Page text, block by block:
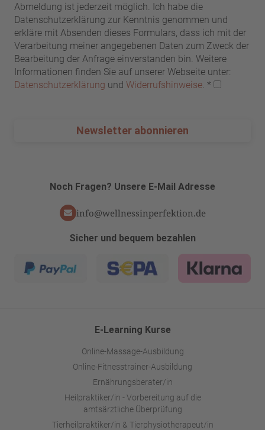
Abmeldung ist jederzeit möglich. Ich habe die
Datenschutzerklärung zur Kenntnis genommen und
erkläre mit Absenden dieses Formulars, dass ich mit der
Verarbeitung meiner angegebenen Daten zum Zweck der
Bearbeitung der Anfrage einverstanden bin. Weitere
Informationen finden Sie auf unserer Webseite unter:
Datenschutzerklärung und Widerrufshinweise. *
Newsletter abonnieren
Sicher und bequem bezahlen
Noch Fragen? Unsere E-Mail Adresse
info@wellnessinperfektion.de
E-Learning Kurse
Online-Massage-Ausbildung
Online-Fitnesstrainer-Ausbildung
Ernährungsberater/in
Heilpraktiker/in - Vorbereitung auf die
amtsärztliche Überprüfung
Tierheilpraktiker/in & Tierphysiotherapeut/in